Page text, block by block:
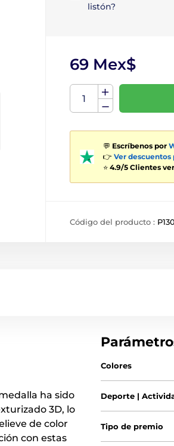
listón?
69 Mex$
💬 Escríbenos por
👉 Ver
⭐ 4.9/5 Clientes
Código del producto :
ha sido
3D, lo
de color
con estas
Colores
Deporte |
Tipo de premio